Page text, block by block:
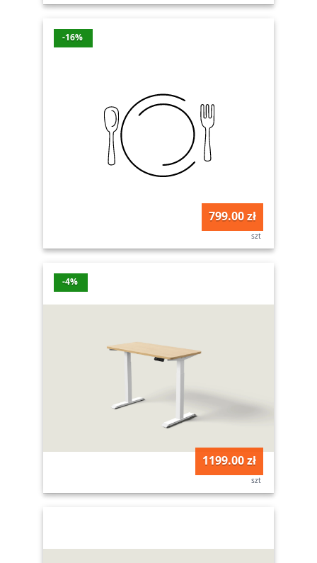
-16%
799.00 zł
szt
-4%
1199.00 zł
szt